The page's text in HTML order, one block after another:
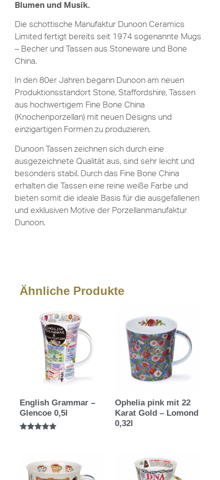
Blumen und Musik.
Die schottische Manufaktur Dunoon Ceramics
Limited fertigt bereits seit 1974 sogenannte Mugs
– Becher und Tassen aus Stoneware und Bone
China.
In den 80er Jahren begann Dunoon am neuen
Produktionsstandort Stone, Staffordshire, Tassen
aus hochwertigem Fine Bone China
(Knochenporzellan) mit neuen Designs und
einzigartigen Formen zu produzieren.
Dunoon Tassen zeichnen sich durch eine
ausgezeichnete Qualität aus, sind sehr leicht und
besonders stabil. Durch das Fine Bone China
erhalten die Tassen eine reine weiße Farbe und
bieten somit die ideale Basis für die ausgefallenen
und exklusiven Motive der Porzellanmanufaktur
Dunoon.
Ähnliche Produkte
English Grammar –
Glencoe 0,5l
Ophelia pink mit 22
Karat Gold – Lomond
0,32l